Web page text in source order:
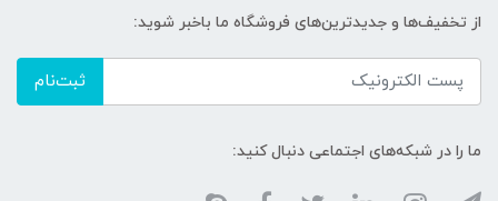
از تخفیف‌ها و جدیدترین‌های فروشگاه ما باخبر شوید:
ثبت‌نام
ما را در شبکه‌های اجتماعی دنبال کنید: